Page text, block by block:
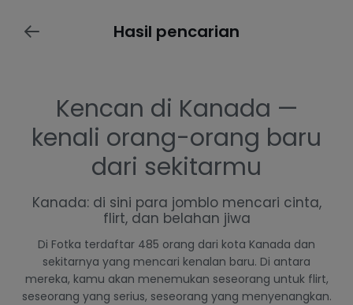
Hasil pencarian
Kencan di Kanada —
kenali orang-orang baru
dari sekitarmu
Kanada: di sini para jomblo mencari cinta,
flirt, dan belahan jiwa
Di Fotka terdaftar 485 orang dari kota Kanada dan
sekitarnya yang mencari kenalan baru. Di antara
mereka, kamu akan menemukan seseorang untuk flirt,
seseorang yang serius, seseorang yang menyenangkan.